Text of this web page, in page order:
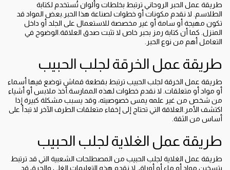
طريقة عمل الحبر الروحاني ترتبط بخلطات وألوان تُستخدم لكتابة
الطلاسم. لا نقدم مكونات أو خطوات لصناعة هذا الحبر.بعض المواد قد
تكون مهيجة أو سامة أو غير مخصصة للاستعمال على الجلد أو داخل
المنزل. كما أن كتابة رمز بحبر خاص لا تثبت صدق العلاقة.الوضوح في
التعامل أهم من نوع الحبر.
طريقة عمل الخرقة لجلب الحبيب
طريقة عمل الخرقة لجلب الحبيب ترتبط بقطعة قماش توضع فيها أسماء
أو مواد أو متعلقات. لا نقدم خطوات لهذه الممارسة.أخذ ملابس أو أشياء
من شخص من غير علمه يمس خصوصيته، وقد يسبب مشكلة كبيرة إذا
اكتشف الأمر.العلاقة التي تحتاج إلى إخفاء متعلقات الطرف الآخر لا تبدأ على
أساس من الثقة.
طريقة عمل الغلاية لجلب الحبيب
طريقة عمل الغلاية لجلب الحبيب من المصطلحات الشعبية التي قد ترتبط
بتسخين مواد أو ماء أو أوراق. لا نقدم هذه التعليمات.الغلي والحرق قد